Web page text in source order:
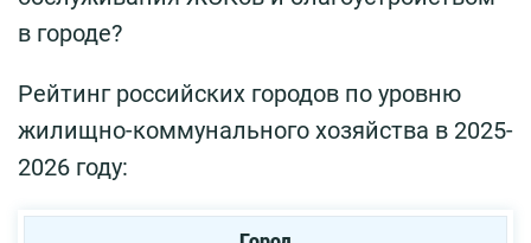
в городе?
Рейтинг российских городов по уровню
жилищно-коммунального хозяйства в 2025-
2026 году: